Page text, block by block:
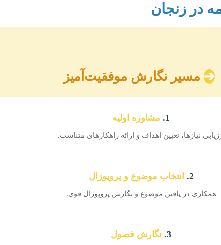
در زنجان
➔ مسیر نگارش موفقیت‌آمیز
1. مشاوره اولیه
نیازها، تعیین اهداف و ارائه راهکارهای متناسب.
2. انتخاب موضوع و پروپوزال
همکاری در یافتن موضوع و نگارش پروپوزال قوی.
3. نگارش فصول